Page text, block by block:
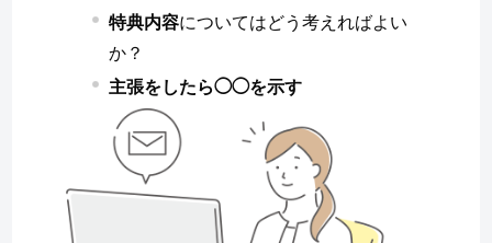
特典内容についてはどう考えればよい
か？
主張をしたら◯◯を示す